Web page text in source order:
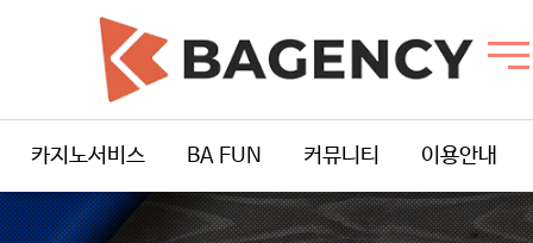
카지노서비스 BA FUN 커뮤니티 이용안내